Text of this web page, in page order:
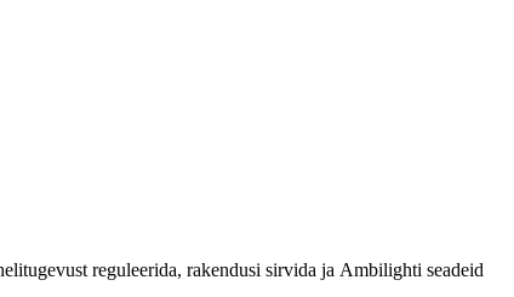
reguleerida, rakendusi sirvida ja Ambilighti seadeid